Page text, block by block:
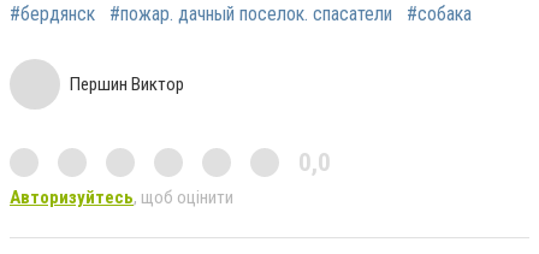
#бердянск #пожар. дачный поселок. спасатели #собака
Першин Виктор
0,0
Авторизуйтесь, щоб оцінити